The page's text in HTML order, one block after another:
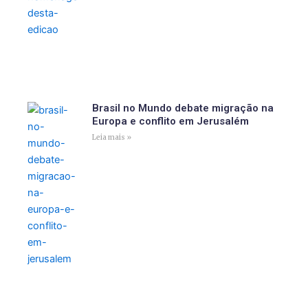
Brasil no Mundo debate migração na
Europa e conflito em Jerusalém
Leia mais »